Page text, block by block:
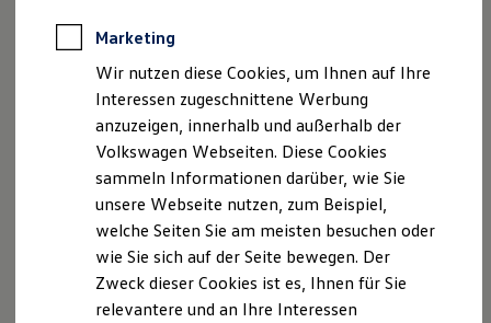
Reparatur, Pflege & Inspektion
Servicetermin anfragen
Service-Vorteile bei Volkswagen Nutzfahrzeuge
Economy Service
Räder & Reifen Service
Ersatzfahrzeuge
Notdienst und Pannenhilfe
Software, Konnektivität & Apps
California App
VW Connect für Ihren ID. Buzz
VW Connect für Ihren Amarok
VW Connect für andere Modelle
Connect Pro
Marketing
Wir nutzen diese Cookies, um Ihnen auf Ihre
Interessen zugeschnittene Werbung
anzuzeigen, innerhalb und außerhalb der
Volkswagen Webseiten. Diese Cookies
sammeln Informationen darüber, wie Sie
unsere Webseite nutzen, zum Beispiel,
welche Seiten Sie am meisten besuchen oder
wie Sie sich auf der Seite bewegen. Der
Zweck dieser Cookies ist es, Ihnen für Sie
relevantere und an Ihre Interessen